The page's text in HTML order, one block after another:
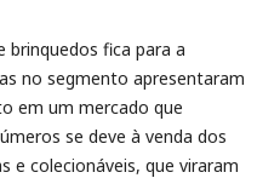
brinquedos fica para a
no segmento apresentaram
em um mercado que
se deve à venda dos
e colecionáveis, que viraram